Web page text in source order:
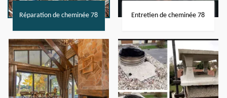
Réparation de cheminée 78 Entretien de cheminée 78